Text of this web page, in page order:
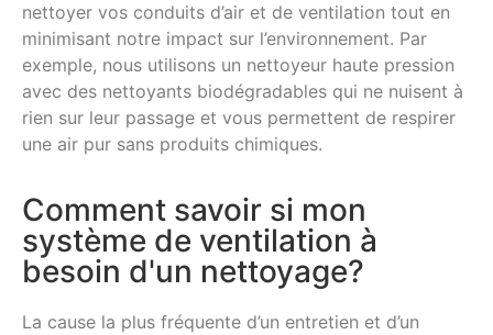
nettoyer vos conduits d’air et de ventilation tout en
minimisant notre impact sur l’environnement. Par
exemple, nous utilisons un nettoyeur haute pression
avec des nettoyants biodégradables qui ne nuisent à
rien sur leur passage et vous permettent de respirer
une air pur sans produits chimiques.
Comment savoir si mon
système de ventilation à
besoin d'un nettoyage?
La cause la plus fréquente d’un entretien et d’un